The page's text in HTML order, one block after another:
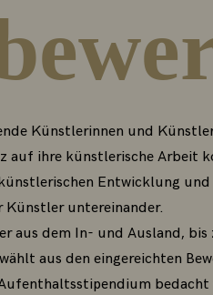
Künstlerinnen und Künstler
auf ihre künstlerische Arbeit
Entwicklung
Künstler untereinander.
aus dem In- und Ausland, bis
aus den eingereichten
bedacht